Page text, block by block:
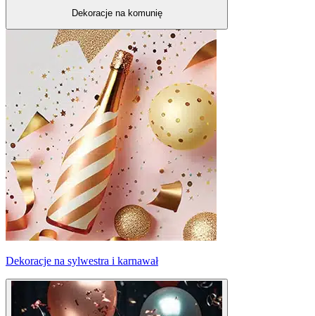
Dekoracje na komunię
Dekoracje na sylwestra i karnawał